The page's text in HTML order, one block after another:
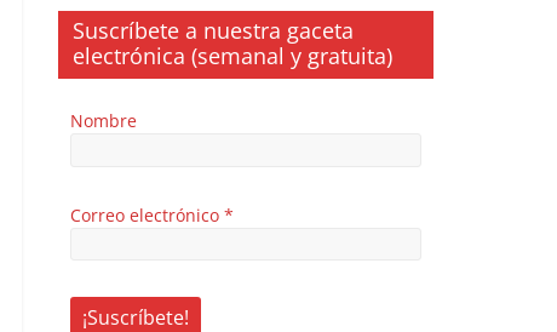
Suscríbete a nuestra gaceta
electrónica (semanal y gratuita)
Nombre
Correo electrónico *